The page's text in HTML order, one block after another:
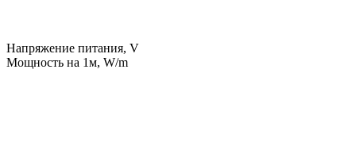
Напряжение питания, V
Мощность на 1м, W/m